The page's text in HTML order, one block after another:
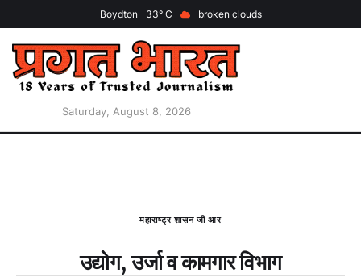
Boydton 33 broken clouds
Saturday, August 8, 2026
महाराष्ट्र शासन जी आर
उद्योग, उर्जा व कामगार विभाग